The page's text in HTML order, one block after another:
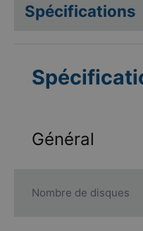
Spécifications
Général
Nombre de disques